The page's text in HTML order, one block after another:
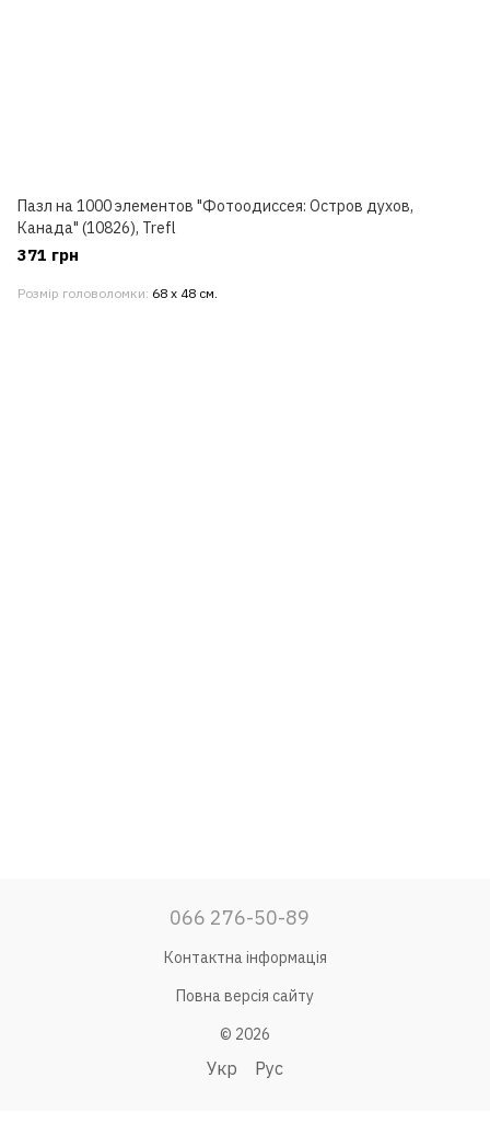
Пазл на 1000 элементов "Фотоодиссея: Остров духов,
Канада" (10826), Trefl
371 грн
Розмір головоломки 68 х 48 см.
066 276-50-89
Контактна інформація
Повна версія сайту
© 2026
Укр Рус